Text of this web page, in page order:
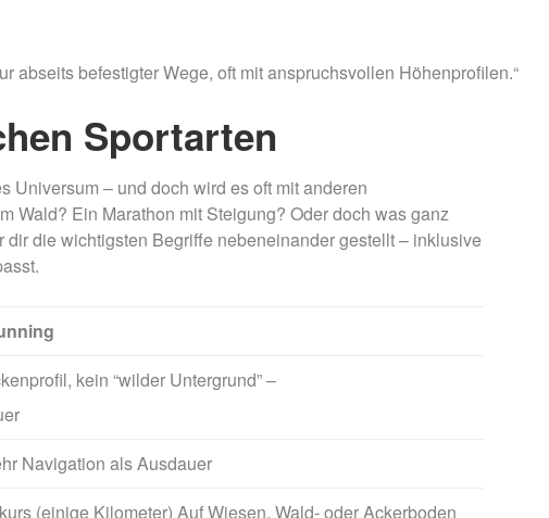
abseits befestigter Wege, oft mit anspruchsvollen Höhenprofilen.“
Sportarten
Universum – und doch wird es oft mit anderen
Wald? Ein Marathon mit Steigung? Oder doch was ganz
die wichtigsten Begriffe nebeneinander gestellt – inklusive
kein “wilder Untergrund” –
Navigation als Ausdauer
(einige Kilometer) Auf Wiesen, Wald- oder Ackerboden